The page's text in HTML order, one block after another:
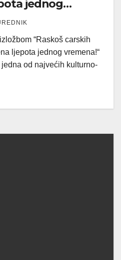
jednog
“Raskoš carskih
ljepota jednog vremena!“
od najvećih kulturno-